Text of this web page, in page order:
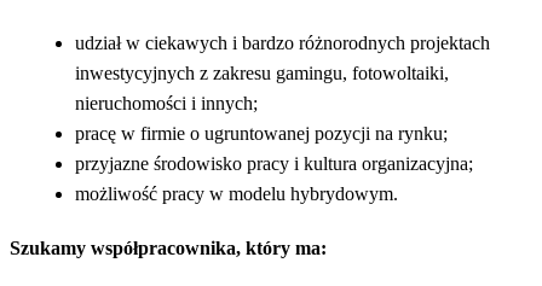
udział w ciekawych i bardzo różnorodnych projektach
inwestycyjnych z zakresu gamingu, fotowoltaiki,
nieruchomości i innych;
pracę w firmie o ugruntowanej pozycji na rynku;
przyjazne środowisko pracy i kultura organizacyjna;
możliwość pracy w modelu hybrydowym.
Szukamy współpracownika, który ma: